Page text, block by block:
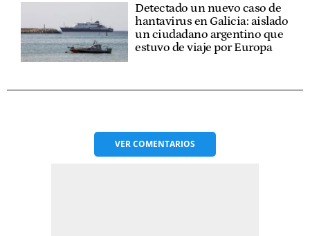
Detectado un nuevo caso de
hantavirus en Galicia: aislado
un ciudadano argentino que
estuvo de viaje por Europa
VERCOMENTARIOS